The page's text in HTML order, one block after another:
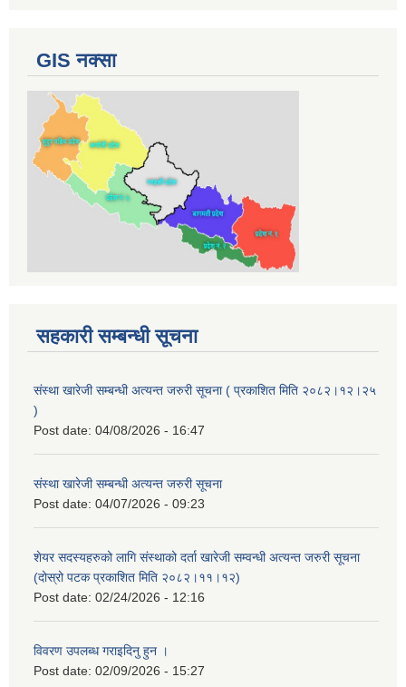
GIS नक्सा
सहकारी सम्बन्धी सूचना
संस्था खारेजी सम्बन्धी अत्यन्त जरुरी सूचना ( प्रकाशित मिति २०८२।१२।२५
)
Post date: 04/08/2026 - 16:47
संस्था खारेजी सम्बन्धी अत्यन्त जरुरी सूचना
Post date: 04/07/2026 - 09:23
शेयर सदस्यहरुको लागि संस्थाको दर्ता खारेजी सम्वन्धी अत्यन्त जरुरी सूचना
(दोस्रो पटक प्रकाशित मिति २०८२।११।१२)
Post date: 02/24/2026 - 12:16
विवरण उपलब्ध गराइदिनु हुन ।
Post date: 02/09/2026 - 15:27